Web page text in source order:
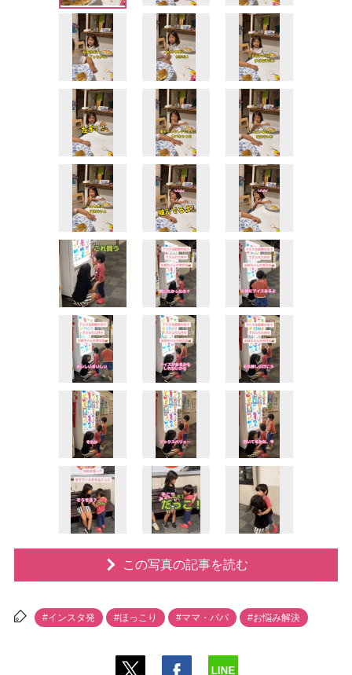
この写真の記事を読む
#インスタ発 #ほっこり #ママ・パパ #お悩み解決